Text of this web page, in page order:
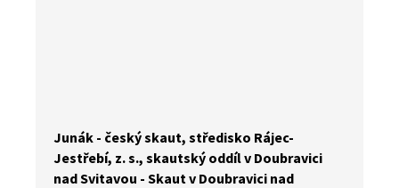
Junák - český skaut, středisko Rájec-
Jestřebí, z. s., skautský oddíl v Doubravici
nad Svitavou - Skaut v Doubravici nad